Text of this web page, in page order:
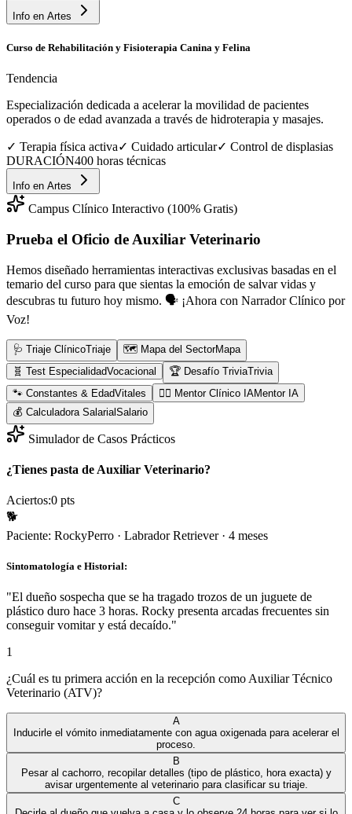
Info en Artes
Curso de Rehabilitación y Fisioterapia Canina y Felina
Tendencia
Especialización dedicada a acelerar la movilidad de pacientes
operados o de edad avanzada a través de hidroterapia y masajes.
✓ Terapia física activa✓ Cuidado articular✓ Control de displasias
DURACIÓN400 horas técnicas
Info en Artes
Campus Clínico Interactivo (100% Gratis)
Prueba el Oficio de Auxiliar Veterinario
Hemos diseñado herramientas interactivas exclusivas basadas en el
temario del curso para que sientas la emoción de salvar vidas y
descubras tu futuro hoy mismo. 🗣️ ¡Ahora con Narrador Clínico por
Voz!
🩺 Triaje ClínicoTriaje 🗺️ Mapa del SectorMapa
🧬 Test EspecialidadVocacional 🏆 Desafío TriviaTrivia
🐾 Constantes & EdadVitales 👨‍⚕️ Mentor Clínico IAMentor IA
💰 Calculadora SalarialSalario
Simulador de Casos Prácticos
¿Tienes pasta de Auxiliar Veterinario?
Aciertos:0 pts
🐕
Paciente: RockyPerro · Labrador Retriever· 4 meses
Sintomatología e Historial:
"El dueño sospecha que se ha tragado trozos de un juguete de
plástico duro hace 3 horas. Rocky presenta arcadas frecuentes sin
conseguir vomitar y está decaído."
1
¿Cuál es tu primera acción en la recepción como Auxiliar Técnico
Veterinario (ATV)?
A
Inducirle el vómito inmediatamente con agua oxigenada para acelerar el
proceso.
B
Pesar al cachorro, recopilar detalles (tipo de plástico, hora exacta) y
avisar urgentemente al veterinario para clasificar su triaje.
C